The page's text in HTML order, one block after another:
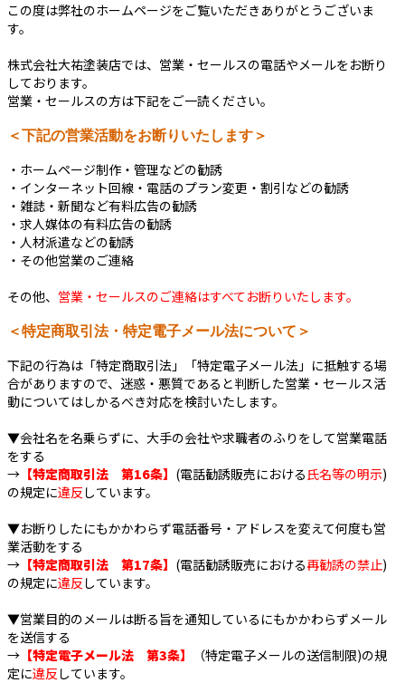
この度は弊社のホームページをご覧いただきありがとうございま
す。
株式会社大祐塗装店では、営業・セールスの電話やメールをお断り
しております。
営業・セールスの方は下記をご一読ください。
＜下記の営業活動をお断りいたします＞
・ホームページ制作・管理などの勧誘
・インターネット回線・電話のプラン変更・割引などの勧誘
・雑誌・新聞など有料広告の勧誘
・求人媒体の有料広告の勧誘
・人材派遣などの勧誘
・その他営業のご連絡
その他、 営業・セールスのご連絡はすべてお断りいたします。
＜特定商取引法・特定電子メール法について＞
下記の行為は「特定商取引法」「特定電子メール法」に抵触する場
合がありますので、迷惑・悪質であると判断した営業・セールス活
動についてはしかるべき対応を検討いたします。
▼会社名を名乗らずに、大手の会社や求職者のふりをして営業電話
をする
→ 【特定商取引法 第16条】 (電話勧誘販売における 氏名等の明示)
の規定に違反 しています。
▼お断りしたにもかかわらず電話番号・アドレスを変えて何度も営
業活動をする
→ 【特定商取引法 第17条】 (電話勧誘販売における再勧誘の禁止)
の規定に違反 しています。
▼営業目的のメールは断る旨を通知しているにもかかわらずメール
を送信する
→ 【特定電子メール法 第3条】
（特定電子メールの送信制限)の規
定に違反 しています。